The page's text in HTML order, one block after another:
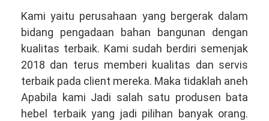
Kami yaitu perusahaan yang bergerak dalam
bidang pengadaan bahan bangunan dengan
kualitas terbaik. Kami sudah berdiri semenjak
2018 dan terus memberi kualitas dan servis
terbaik pada client mereka. Maka tidaklah aneh
Apabila kami Jadi salah satu produsen bata
hebel terbaik yang jadi pilihan banyak orang.